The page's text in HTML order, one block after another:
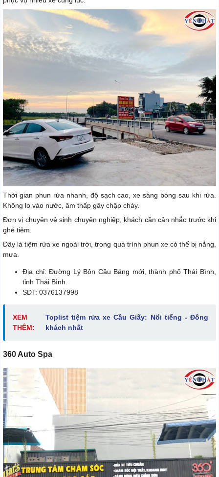
Thời gian phun rửa nhanh, độ sạch cao, xe sáng bóng sau khi rửa.
Không lo vào nước, âm thấp gây chập cháy.
Đơn vị chuyên vệ sinh chuyên nghiệp, khách cần cân nhắc trước khi
ghé tiệm.
Đây là tiệm rửa xe ngoài trời, trong quá trình phun xe có thể bị nắng,
mưa.
Địa chỉ: Đường Lý Bôn Cầu Báng mới, thành phố Thái Bình,
tỉnh Thái Bình.
SĐT: 0376137998
XEM
THÊM:
Toplist tiệm rửa xe Cầu Giấy: Nổi tiếng - Đông
khách nhất
360 Auto Spa